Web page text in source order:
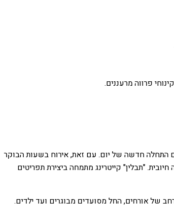
פרווה מרעננים.
התחלה חדשה של יום. עם זאת, אירוח בשעות הבוקר
"תבלין" קייטרינג מתמחה ביצירת תפריטים
רחב של אורחים, החל מסועדים מבוגרים ועד ילדים.